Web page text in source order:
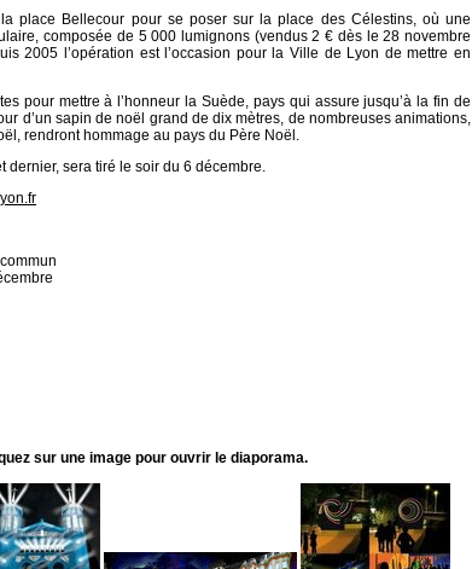
place Bellecour pour se poser sur la place des Célestins, où une
composée de 5 000 lumignons (vendus 2 € dès le 28 novembre
2005 l’opération est l’occasion pour la Ville de Lyon de mettre en
pour mettre à l’honneur la Suède, pays qui assure jusqu’à la fin de
d’un sapin de noël grand de dix mètres, de nombreuses animations,
rendront hommage au pays du Père Noël.
dernier, sera tiré le soir du 6 décembre.
sur une image pour ouvrir le diaporama.